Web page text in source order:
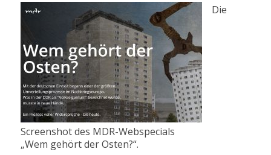
Screenshot des MDR-Webspecials
„Wem gehört der Osten?“.
Die